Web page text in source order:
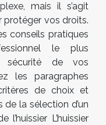
mais il s’agit
protéger vos droits.
conseils pratiques
le plus
sécurité de vos
les paragraphes
de choix et
la sélection d’un
l’huissier L’huissier